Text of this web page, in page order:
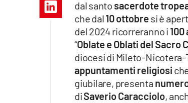
Vai
dal santo sacerdote
che dal 10 ottobre si è
del 2024 ricorreranno i 100
“Oblate e Oblati del Sacro
diocesi di Mileto-
appuntamenti religiosi
giubilare, presenta
diSaverio Caracciolo,